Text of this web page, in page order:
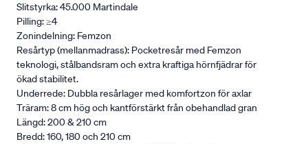
Slitstyrka: 45.000 Martindale
Pilling: ≥4
Zonindelning: Femzon
Resårtyp (mellanmadrass): Pocketresår med Femzon
teknologi, stålbandsram och extra kraftiga hörnfjädrar för
ökad stabilitet.
Underrede: Dubbla resårlager med komfortzon för axlar
Träram: 8 cm hög och kantförstärkt från obehandlad gran
Längd: 200 & 210 cm
Bredd: 160, 180 och 210 cm